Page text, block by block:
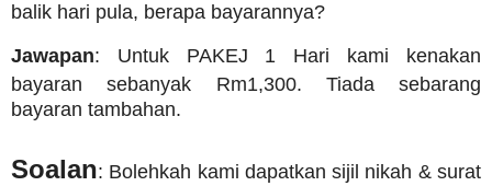
balik hari pula, berapa bayarannya?
Jawapan: Untuk PAKEJ 1 Hari kami kenakan
bayaran sebanyak Rm1,300. Tiada sebarang
bayaran tambahan.
Soalan: Bolehkah kami dapatkan sijil nikah & surat